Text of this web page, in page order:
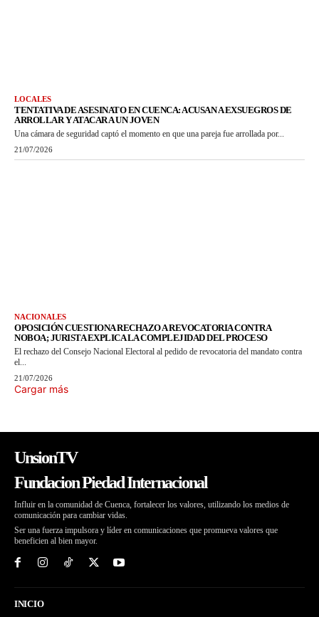
LOCALES
TENTATIVA DE ASESINATO EN CUENCA: ACUSAN A EXSUEGROS DE
ARROLLAR Y ATACAR A UN JOVEN
Una cámara de seguridad captó el momento en que una pareja fue arrollada por...
21/07/2026
NACIONALES
OPOSICIÓN CUESTIONA RECHAZO A REVOCATORIA CONTRA
NOBOA; JURISTA EXPLICA LA COMPLEJIDAD DEL PROCESO
El rechazo del Consejo Nacional Electoral al pedido de revocatoria del mandato contra
el...
21/07/2026
Cargar más
UnsionTV
Fundacion Piedad Internacional
Influir en la comunidad de Cuenca, fortalecer los valores, utilizando los medios de
comunicación para cambiar vidas.
Ser una fuerza impulsora y líder en comunicaciones que promueva valores que
beneficien al bien mayor.
INICIO